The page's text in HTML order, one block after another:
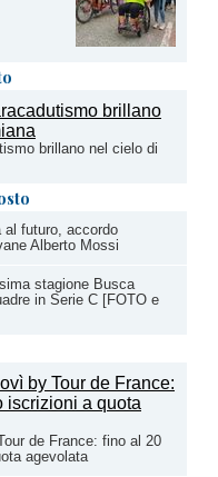
brillano nel cielo di
al futuro, accordo
Alberto Mossi
stagione Busca
in Serie C [FOTO e
de France: fino al 20
agevolata